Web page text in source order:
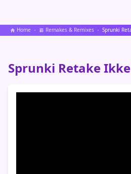
Home Remakes & Remixes
Sprunki Retake